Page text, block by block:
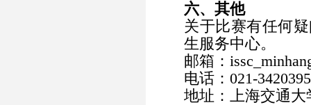
六、其他
关于比赛有任何
生服务中心。
邮箱：
电话：021-
地址：上海交通大